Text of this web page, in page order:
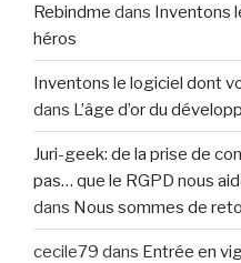
Rebindme dans Inventons
héros
Inventons le logiciel dont
dans L’âge d’or du
Juri-geek: de la prise de
pas… que le RGPD nous
dans Nous sommes de
cecile79 dans Entrée en